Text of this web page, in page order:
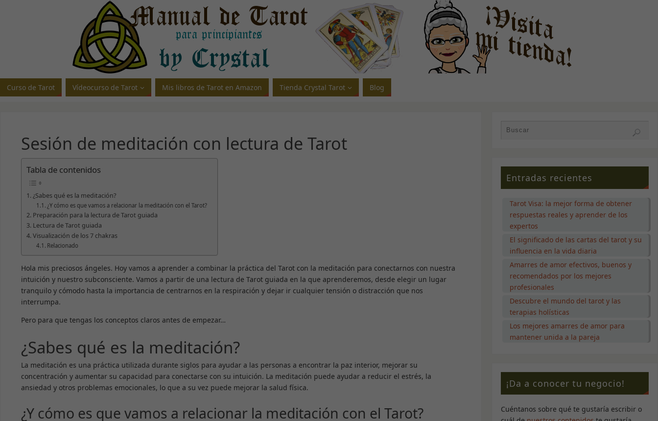
Curso de Tarot Vídeocurso de Tarot Mis libros de Tarot en Amazon Tienda Crystal Tarot Blog
Sesión de meditación con lectura de Tarot
Tabla de contenidos
¿Sabes qué es la meditación?
¿Y cómo es que vamos a relacionar la meditación con el Tarot?
Preparación para la lectura de Tarot guiada
Lectura de Tarot guiada
Visualización de los 7 chakras
Relacionado
Hola mis preciosos ángeles. Hoy vamos a aprender a combinar la práctica del Tarot con la meditación para conectarnos con nuestra
intuición y nuestro subconsciente. Vamos a partir de una lectura de Tarot guiada en la que aprenderemos, desde elegir un lugar
tranquilo y cómodo hasta la importancia de centrarnos en la respiración y dejar ir cualquier tensión o distracción que nos
interrumpa.
Pero para que tengas los conceptos claros antes de empezar…
¿Sabes qué es la meditación?
La meditación es una práctica utilizada durante siglos para ayudar a las personas a encontrar la paz interior, mejorar su
concentración y aumentar su capacidad para conectarse con su intuición. La meditación puede ayudar a reducir el estrés, la
ansiedad y otros problemas emocionales, lo que a su vez puede mejorar la salud física.
¿Y cómo es que vamos a relacionar la meditación con el Tarot?
Entradas recientes
Tarot Visa: la mejor forma de obtener
respuestas reales y aprender de los
expertos
El significado de las cartas del tarot y su
influencia en la vida diaria
Amarres de amor efectivos, buenos y
recomendados por los mejores
profesionales
Descubre el mundo del tarot y las
terapias holísticas
Los mejores amarres de amor para
mantener unida a la pareja
¡Da a conocer tu negocio!
Cuéntanos sobre qué te gustaría escribir o